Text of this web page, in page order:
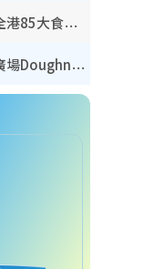
【8月生日優惠2026】全港85大食買玩著數攻略 自助餐/火鍋放題同行免費＋誠品/DONKI送現金券
開倉優惠｜銅鑼灣時代廣場Doughnut/Campo Marzio開倉低至1折！背囊、書包、手袋劈價$200起